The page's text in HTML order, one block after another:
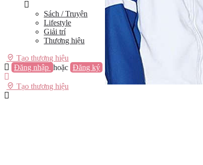
Sách / Truyện
Lifestyle
Giải trí
Thương hiệu
Tạo thương hiệu
Đăng nhập hoặc Đăng ký
Tạo thương hiệu